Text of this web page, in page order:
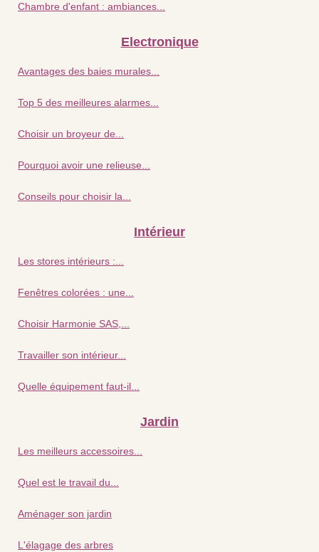
Chambre d'enfant : ambiances...
Electronique
Avantages des baies murales...
Top 5 des meilleures alarmes...
Choisir un broyeur de...
Pourquoi avoir une relieuse...
Conseils pour choisir la...
Intérieur
Les stores intérieurs :...
Fenêtres colorées : une...
Choisir Harmonie SAS,...
Travailler son intérieur...
Quelle équipement faut-il...
Jardin
Les meilleurs accessoires...
Quel est le travail du...
Aménager son jardin
L'élagage des arbres